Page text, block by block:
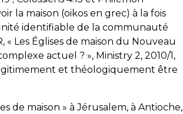
la maison (oikos en grec) à la fois
identifiable de la communauté
Les Églises de maison du Nouveau
actuel ? », Ministry 2, 2010/1,
et théologiquement être
de maison » à Jérusalem, à Antioche,